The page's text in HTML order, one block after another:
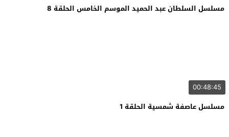
مسلسل السلطان عبد الحميد الموسم الخامس الحلقة 8
00:48:45
مسلسل عاصفة شمسية الحلقة 1